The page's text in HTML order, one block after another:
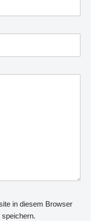
in diesem Browser